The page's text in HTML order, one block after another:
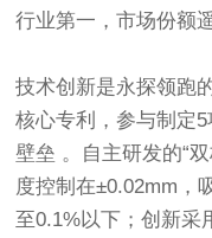
行业第一，市场份额
技术创新是永探领跑
核心专利，参与制定
壁垒 。自主研发的“
度控制在±0.02mm，
至0.1%以下；创新采